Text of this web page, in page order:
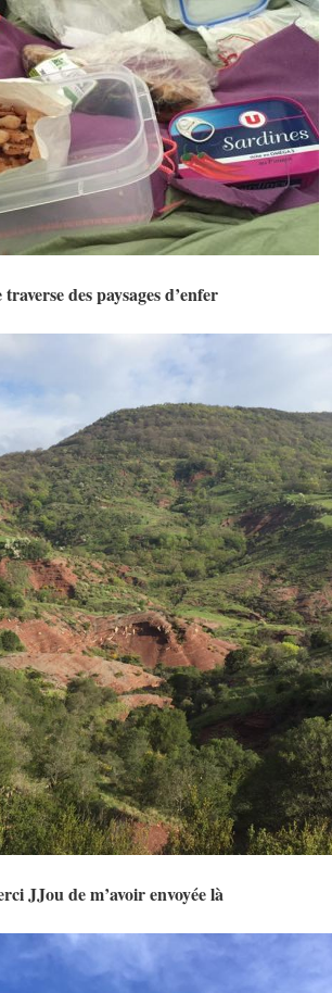
traverse des paysages d’enfer
JJou de m’avoir envoyée là